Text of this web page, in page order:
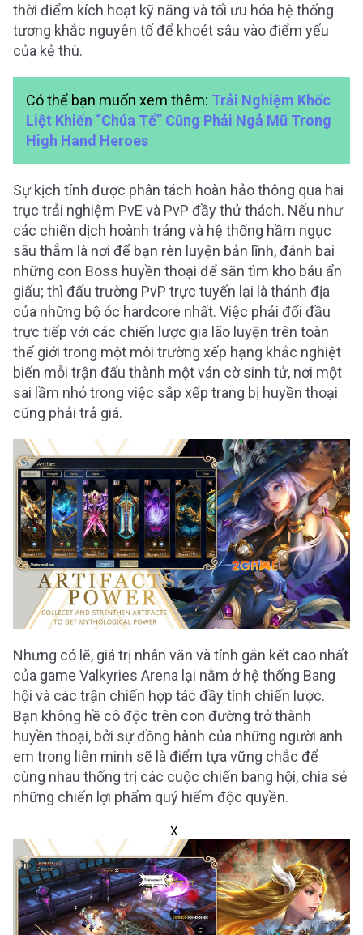
thời điểm kích hoạt kỹ năng và tối ưu hóa hệ thống
tương khắc nguyên tố để khoét sâu vào điểm yếu
của kẻ thù.
Có thể bạn muốn xem thêm: Trải Nghiệm Khốc
Liệt Khiến “Chúa Tể” Cũng Phải Ngả Mũ Trong
High Hand Heroes
Sự kịch tính được phân tách hoàn hảo thông qua hai
trục trải nghiệm PvE và PvP đầy thử thách. Nếu như
các chiến dịch hoành tráng và hệ thống hầm ngục
sâu thẳm là nơi để bạn rèn luyện bản lĩnh, đánh bại
những con Boss huyền thoại để săn tìm kho báu ẩn
giấu; thì đấu trường PvP trực tuyến lại là thánh địa
của những bộ óc hardcore nhất. Việc phải đối đầu
trực tiếp với các chiến lược gia lão luyện trên toàn
thế giới trong một môi trường xếp hạng khắc nghiệt
biến mỗi trận đấu thành một ván cờ sinh tử, nơi một
sai lầm nhỏ trong việc sắp xếp trang bị huyền thoại
cũng phải trả giá.
Nhưng có lẽ, giá trị nhân văn và tính gắn kết cao nhất
của game Valkyries Arena lại nằm ở hệ thống Bang
hội và các trận chiến hợp tác đầy tính chiến lược.
Bạn không hề cô độc trên con đường trở thành
huyền thoại, bởi sự đồng hành của những người anh
em trong liên minh sẽ là điểm tựa vững chắc để
cùng nhau thống trị các cuộc chiến bang hội, chia sẻ
những chiến lợi phẩm quý hiếm độc quyền.
X